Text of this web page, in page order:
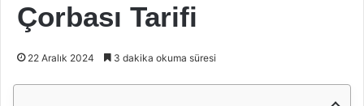
Çorbası Tarifi
22 Aralık 2024 3 dakika okuma süresi